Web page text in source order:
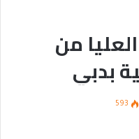
من
بدبي
593